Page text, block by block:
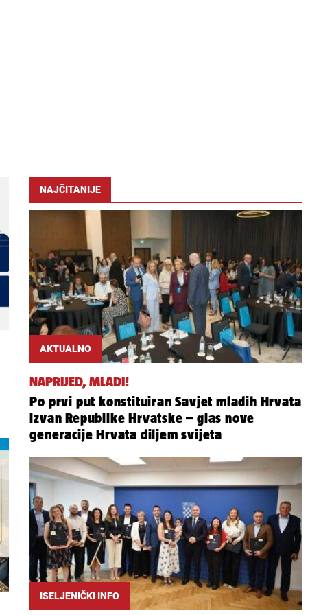
NAJČITANIJE
AKTUALNO
NAPRIJED, MLADI!
Po prvi put konstituiran Savjet mladih Hrvata
izvan Republike Hrvatske – glas nove
generacije Hrvata diljem svijeta
ISELJENIČKI INFO